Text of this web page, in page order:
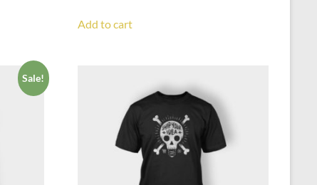
Add to cart
Sale!